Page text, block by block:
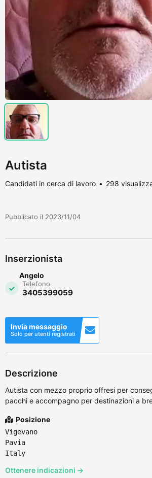
Autista
Candidati in cerca di lavoro 298
Pubblicato il 2023/11/04
Inserzionista
Angelo
Telefono
3405399059
Invia messaggio
Solo per utenti registrati
Descrizione
Autista con mezzo proprio offresi per
pacchi e accompagno per destinazioni a
Posizione
Vigevano
Pavia
Italy
Ottenere indicazioni →